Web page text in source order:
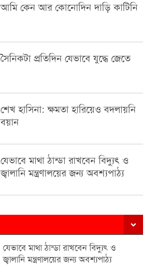
আমি কেন আর কোনোদিন দাড়ি কাটিনি
সৈনিকটা প্রতিদিন যেভাবে যুদ্ধে জেতে
শেখ হাসিনা: ক্ষমতা হারিয়েও বদলায়নি
বয়ান
যেভাবে মাথা ঠান্ডা রাখবেন বিদ্যুৎ ও
জ্বালানি মন্ত্রণালয়ের জন্য অবশ্যপাঠ্য
যেভাবে মাথা ঠান্ডা রাখবেন বিদ্যুৎ ও
জ্বালানি মন্ত্রণালয়ের জন্য অবশ্যপাঠ্য